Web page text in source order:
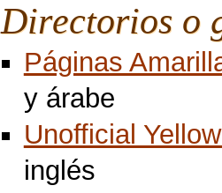
Directorios o
Páginas
y árabe
Unofficial
inglés